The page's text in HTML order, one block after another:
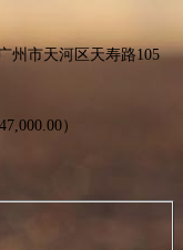
州市天河区天寿路105
）